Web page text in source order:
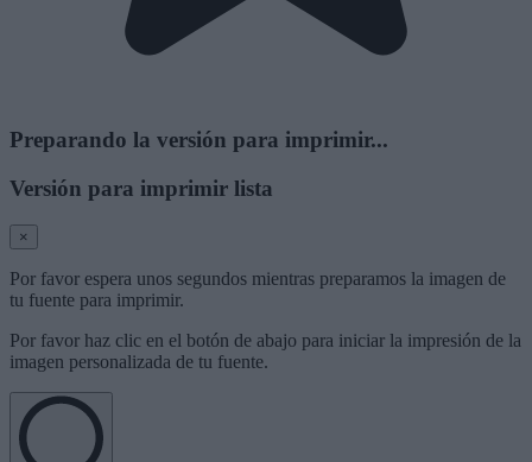
Preparando la versión para imprimir...
Versión para imprimir lista
×
Por favor espera unos segundos mientras preparamos la imagen de
tu fuente para imprimir.
Por favor haz clic en el botón de abajo para iniciar la impresión de la
imagen personalizada de tu fuente.